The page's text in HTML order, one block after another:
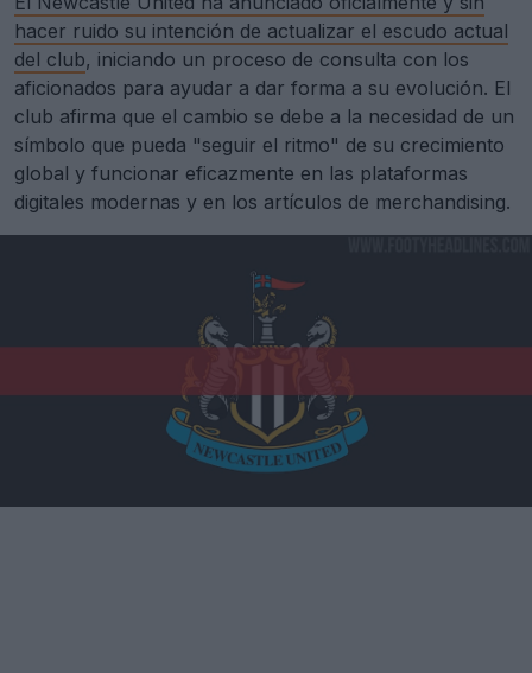
hacer ruido su intención de actualizar el escudo actual
del club, iniciando un proceso de consulta con los
aficionados para ayudar a dar forma a su evolución. El
club afirma que el cambio se debe a la necesidad de un
símbolo que pueda "seguir el ritmo" de su crecimiento
global y funcionar eficazmente en las plataformas
digitales modernas y en los artículos de merchandising.